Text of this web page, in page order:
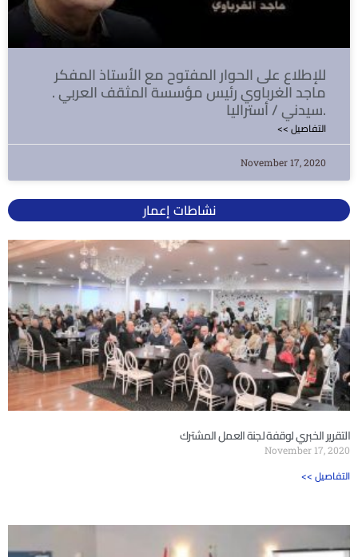
للإطلاع على الحوار المفتوح مع الأستاذ المفكر
ماجد الغرباوي رئيس مؤسسة المثقف العربي .
سيدني / أستراليا.
<< التفاصيل
November 17, 2020
نشاطات إعمار
التقرير الخبري لوقفة لجنة العمل المشترك
November 17, 2020
<< التفاصيل